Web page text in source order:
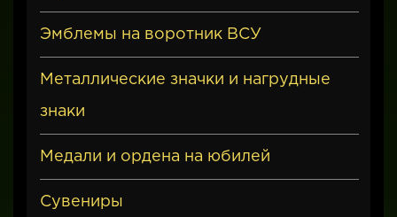
Эмблемы на воротник ВСУ
Металлические значки и нагрудные
знаки
Медали и ордена на юбилей
Сувениры